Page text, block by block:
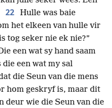
22
Hulle was baie
het elkeen van hulle vir
tog seker nie ek nie?”
een wat sy hand saam
een wat my sal
die Seun van die mens
hom geskryf is, maar dit
deur wie die Seun van die